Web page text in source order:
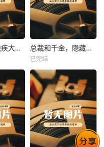
甜蜜婚宠：残疾大佬夜夜撩 热播
未知
总裁和千金，隐藏身份闪婚了
已完结